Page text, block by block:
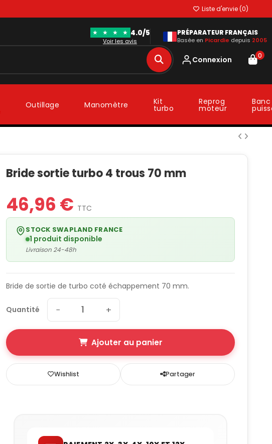
Liste d'envie (0)
★ ★ ★ ★ 4.0/5
Voir les avis
PRÉPARATEUR FRANÇAIS
Basée en Picardie depuis 2005
Connexion 0
Outillage Manomètre Kit
turbo
Reprog
moteur
Bride sortie turbo 4 trous 70 mm
46,96 € TTC
STOCK SWAPLAND FRANCE
1 produit disponible
Livraison 24-48h
Bride de sortie de turbo coté échappement 70 mm.
Quantité − +
Ajouter au panier
Wishlist Partager